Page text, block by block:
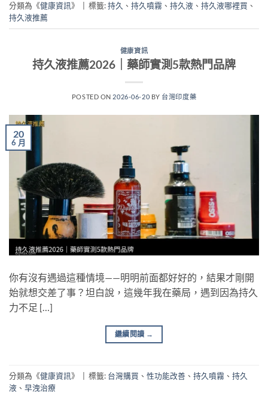
分類為《健康資訊》 標籤:持久 、 持久噴霧 、 持久液 、 持久液哪裡買 、
持久液推薦
健康資訊
持久液推薦2026｜藥師實測5款熱門品牌
POSTED ON 2026-06-20 BY 台灣印度藥
20
6 月
你有沒有遇過這種情境——明明前面都好好的，結果才剛開
始就想交差了事？坦白說，這幾年我在藥局，遇到因為持久
力不足 […]
繼續閱讀 →
分類為《健康資訊》 | 標籤: 台灣購買 、 性功能改善 、 持久噴霧 、 持久
液 、 早洩治療